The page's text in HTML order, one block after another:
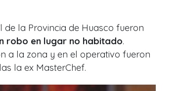
la Provincia de Huasco fueron
robo en lugar no habitado.
a la zona y en el operativo fueron
la ex MasterChef.